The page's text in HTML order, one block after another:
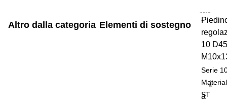
Altro dalla categoria Elementi di sostegno
10
-
Serie
ST
a